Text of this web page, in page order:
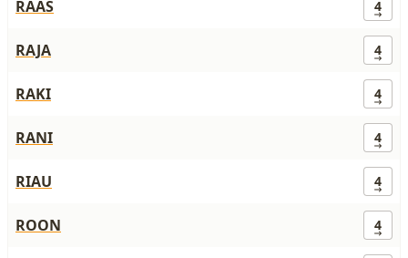
RAAS 4
RAJA 4
RAKI 4
RANI 4
RIAU 4
ROON 4